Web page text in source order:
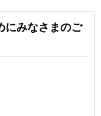
にみなさまのご